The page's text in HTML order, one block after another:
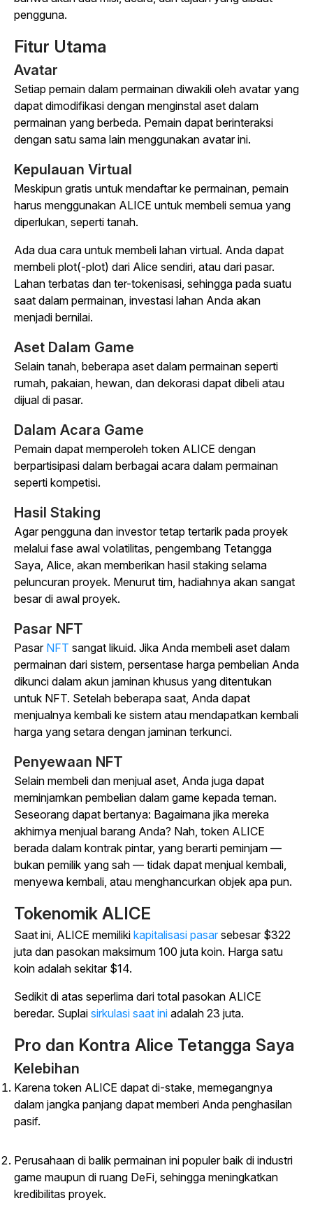
pengguna.
Fitur Utama
Avatar
Setiap pemain dalam permainan diwakili oleh avatar yang
dapat dimodifikasi dengan menginstal aset dalam
permainan yang berbeda. Pemain dapat berinteraksi
dengan satu sama lain menggunakan avatar ini.
Kepulauan Virtual
Meskipun gratis untuk mendaftar ke permainan, pemain
harus menggunakan ALICE untuk membeli semua yang
diperlukan, seperti tanah.
Ada dua cara untuk membeli lahan virtual. Anda dapat
membeli plot(-plot) dari Alice sendiri, atau dari pasar.
Lahan terbatas dan ter-tokenisasi, sehingga pada suatu
saat dalam permainan, investasi lahan Anda akan
menjadi bernilai.
Aset Dalam Game
Selain tanah, beberapa aset dalam permainan seperti
rumah, pakaian, hewan, dan dekorasi dapat dibeli atau
dijual di pasar.
Dalam Acara Game
Pemain dapat memperoleh token ALICE dengan
berpartisipasi dalam berbagai acara dalam permainan
seperti kompetisi.
Hasil Staking
Agar pengguna dan investor tetap tertarik pada proyek
melalui fase awal volatilitas, pengembang Tetangga
Saya, Alice, akan memberikan hasil staking selama
peluncuran proyek. Menurut tim, hadiahnya akan sangat
besar di awal proyek.
Pasar NFT
Pasar NFT sangat likuid. Jika Anda membeli aset dalam
permainan dari sistem, persentase harga pembelian Anda
dikunci dalam akun jaminan khusus yang ditentukan
untuk NFT. Setelah beberapa saat, Anda dapat
menjualnya kembali ke sistem atau mendapatkan kembali
harga yang setara dengan jaminan terkunci.
Penyewaan NFT
Selain membeli dan menjual aset, Anda juga dapat
meminjamkan pembelian dalam game kepada teman.
Seseorang dapat bertanya: Bagaimana jika mereka
akhirnya menjual barang Anda? Nah, token ALICE
berada dalam kontrak pintar, yang berarti peminjam —
bukan pemilik yang sah — tidak dapat menjual kembali,
menyewa kembali, atau menghancurkan objek apa pun.
Tokenomik ALICE
Saat ini, ALICE memiliki kapitalisasi pasar sebesar $322
juta dan pasokan maksimum 100 juta koin. Harga satu
koin adalah sekitar $14.
Sedikit di atas seperlima dari total pasokan ALICE
beredar. Suplai sirkulasi saat ini adalah 23 juta.
Pro dan Kontra Alice Tetangga Saya
Kelebihan
Karena token ALICE dapat di-stake, memegangnya
dalam jangka panjang dapat memberi Anda penghasilan
pasif.
Perusahaan di balik permainan ini populer baik di industri
game maupun di ruang DeFi, sehingga meningkatkan
kredibilitas proyek.